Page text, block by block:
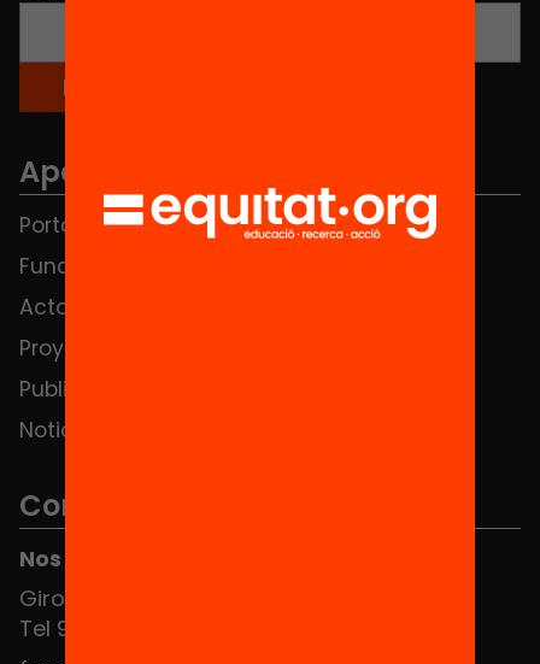
Apartados
Portada
Fundación
Actos
Proyectos
Publicaciones y vídeos
Noticias
FAQS
Contacto
Nos puedes encontrar en el HUB Social
Girona 34, interior 08010 Barcelona
Tel 934 588 700